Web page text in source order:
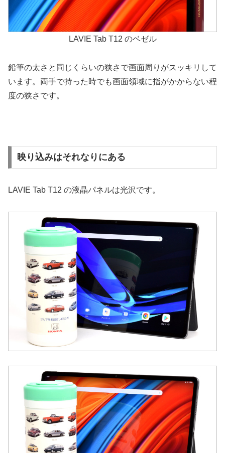
LAVIE Tab T12 のベゼル
鉛筆の太さと同じくらいの狭さで画面周りがスッキリして
います。両手で持った時でも画面領域に指がかからない程
度の狭さです。
映り込みはそれなりにある
LAVIE Tab T12 の液晶パネルは光沢です。